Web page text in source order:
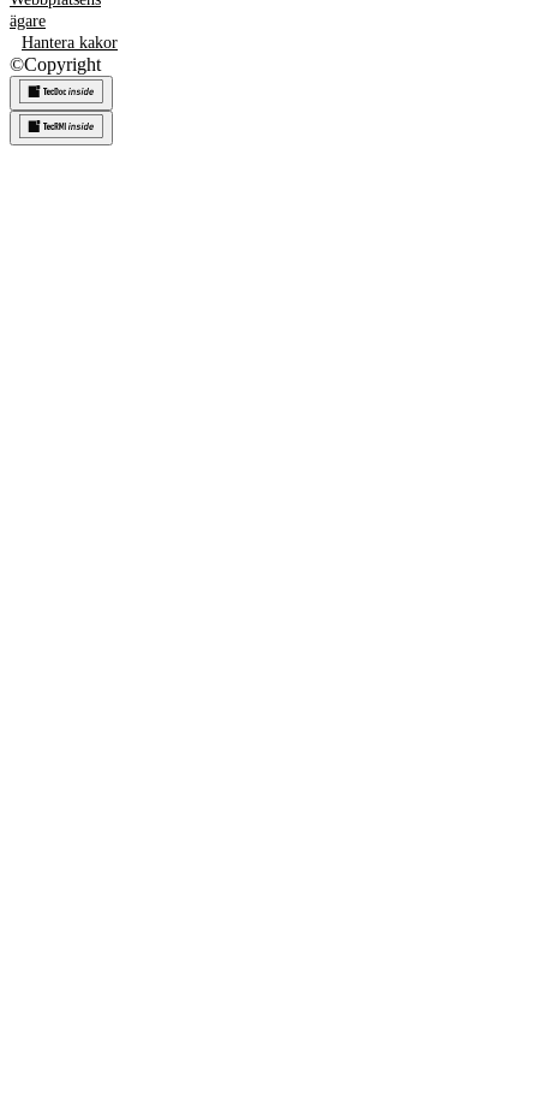
ägare
Hantera kakor
©Copyright